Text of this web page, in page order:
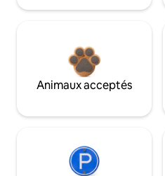
Animaux acceptés